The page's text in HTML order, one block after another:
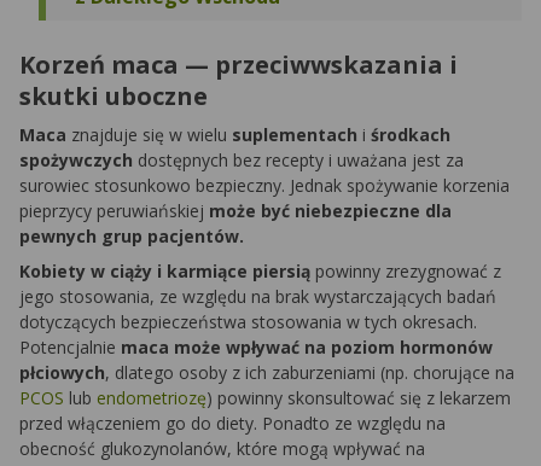
Korzeń maca — przeciwwskazania i
skutki uboczne
Maca znajduje się w wielu suplementach i środkach
spożywczych dostępnych bez recepty i uważana jest za
surowiec stosunkowo bezpieczny. Jednak spożywanie korzenia
pieprzycy peruwiańskiej może być niebezpieczne dla
pewnych grup pacjentów.
Kobiety w ciąży i karmiące piersią powinny zrezygnować z
jego stosowania, ze względu na brak wystarczających badań
dotyczących bezpieczeństwa stosowania w tych okresach.
Potencjalnie maca może wpływać na poziom hormonów
płciowych, dlatego osoby z ich zaburzeniami (np. chorujące na
PCOS lub endometriozę) powinny skonsultować się z lekarzem
przed włączeniem go do diety. Ponadto ze względu na
obecność glukozynolanów, które mogą wpływać na